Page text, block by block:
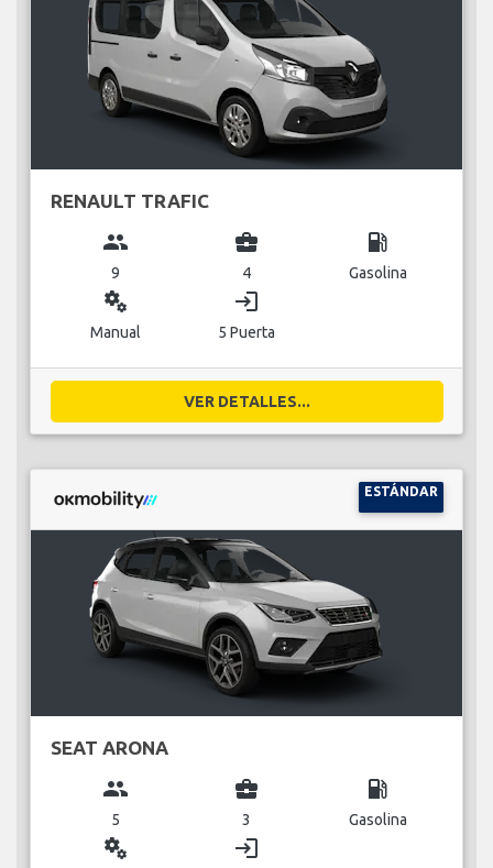
RENAULT TRAFIC
group
9
business_center
4
local_gas_station
Gasolina
miscellaneous_services
Manual
login
5 Puerta
VER DETALLES...
ESTÁNDAR
SEAT ARONA
group
5
business_center
3
local_gas_station
Gasolina
miscellaneous_services login